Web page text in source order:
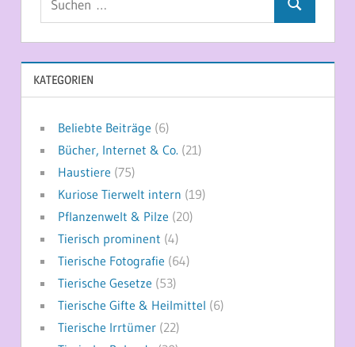
Suchen
KATEGORIEN
Beliebte Beiträge (6)
Bücher, Internet & Co. (21)
Haustiere (75)
Kuriose Tierwelt intern (19)
Pflanzenwelt & Pilze (20)
Tierisch prominent (4)
Tierische Fotografie (64)
Tierische Gesetze (53)
Tierische Gifte & Heilmittel (6)
Tierische Irrtümer(22)